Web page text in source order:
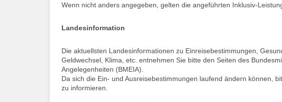
Wenn nicht anders angegeben, gelten die angeführten Inklusiv-
Landesinformation
Die aktuellsten Landesinformationen zu Einreisebestimmungen,
Geldwechsel, Klima, etc. entnehmen Sie bitte den Seiten des
Angelegenheiten (BMEIA).
Da sich die Ein- und Ausreisebestimmungen laufend ändern können,
zu informieren.